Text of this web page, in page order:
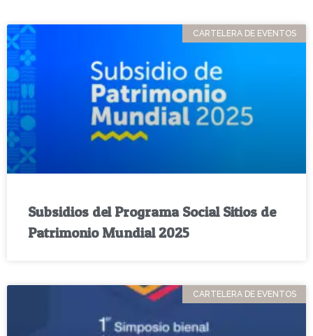
CARTELERA DE EVENTOS
Subsidios del Programa Social Sitios de
Patrimonio Mundial 2025
CARTELERA DE EVENTOS